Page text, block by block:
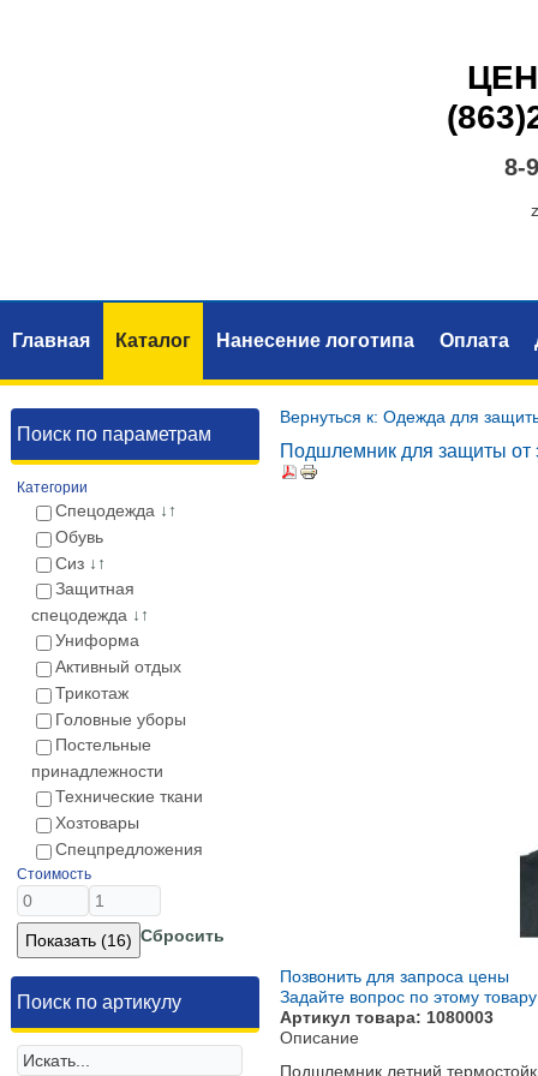
8-
Главная Каталог Нанесение логотипа Оплата
Поиск по параметрам
Категории
Спецодежда ↓↑
Обувь
Сиз ↓↑
Защитная
спецодежда ↓↑
Униформа
Активный отдых
Трикотаж
Головные уборы
Постельные
принадлежности
Технические ткани
Хозтовары
Спецпредложения
Стоимость
Сбросить
Поиск по артикулу
Вернуться к: Одежда для
Подшлемник для защиты от
Позвонить для запроса цены
Задайте вопрос по этому товару
Артикул товара: 1080003
Описание
Подшлемник летний